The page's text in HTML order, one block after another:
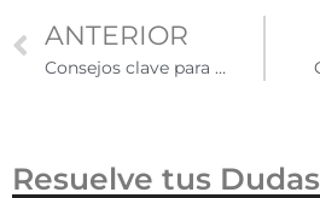
ANTERIOR
Consejos clave para afrontar una entrevista de visa tras un rechazo
Resuelve tus Dudas